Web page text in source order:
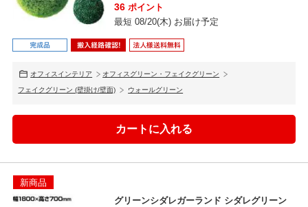
36 ポイント
最短 08/20(木) お届け予定
オフィスインテリア オフィスグリーン・フェイクグリーン
フェイクグリーン (壁掛け/壁面) ウォールグリーン
新商品
グリーンシダレガーランド シダレグリーン